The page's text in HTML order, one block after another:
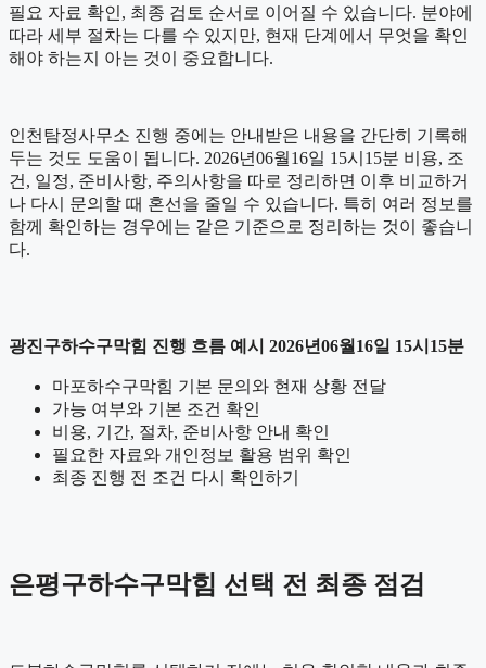
필요 자료 확인, 최종 검토 순서로 이어질 수 있습니다. 분야에
따라 세부 절차는 다를 수 있지만, 현재 단계에서 무엇을 확인
해야 하는지 아는 것이 중요합니다.
인천탐정사무소 진행 중에는 안내받은 내용을 간단히 기록해
두는 것도 도움이 됩니다. 2026년06월16일 15시15분 비용, 조
건, 일정, 준비사항, 주의사항을 따로 정리하면 이후 비교하거
나 다시 문의할 때 혼선을 줄일 수 있습니다. 특히 여러 정보를
함께 확인하는 경우에는 같은 기준으로 정리하는 것이 좋습니
다.
광진구하수구막힘 진행 흐름 예시 2026년06월16일 15시15분
마포하수구막힘 기본 문의와 현재 상황 전달
가능 여부와 기본 조건 확인
비용, 기간, 절차, 준비사항 안내 확인
필요한 자료와 개인정보 활용 범위 확인
최종 진행 전 조건 다시 확인하기
은평구하수구막힘 선택 전 최종 점검